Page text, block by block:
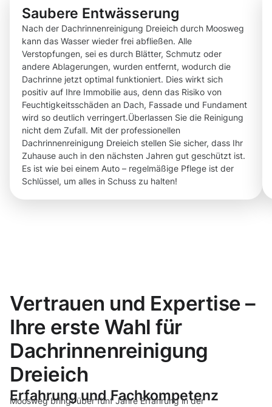
Saubere Entwässerung
Nach der Dachrinnenreinigung Dreieich durch Moosweg
kann das Wasser wieder frei abfließen. Alle
Verstopfungen, sei es durch Blätter, Schmutz oder
andere Ablagerungen, wurden entfernt, wodurch die
Dachrinne jetzt optimal funktioniert. Dies wirkt sich
positiv auf Ihre Immobilie aus, denn das Risiko von
Feuchtigkeitsschäden an Dach, Fassade und Fundament
wird so deutlich verringert.Überlassen Sie die Reinigung
nicht dem Zufall. Mit der professionellen
Dachrinnenreinigung Dreieich stellen Sie sicher, dass Ihr
Zuhause auch in den nächsten Jahren gut geschützt ist.
Es ist wie bei einem Auto – regelmäßige Pflege ist der
Schlüssel, um alles in Schuss zu halten!
Vertrauen und Expertise –
Ihre erste Wahl für
Dachrinnenreinigung
Dreieich
Erfahrung und Fachkompetenz
Moosweg bringt über fünf Jahre Erfahrung in der